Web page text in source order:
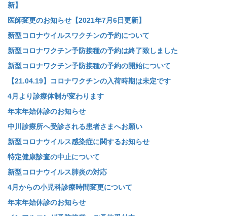
新】
医師変更のお知らせ【2021年7月6日更新】
新型コロナウイルスワクチンの予約について
新型コロナワクチン予防接種の予約は終了致しました
新型コロナワクチン予防接種の予約の開始について
【21.04.19】コロナワクチンの入荷時期は未定です
4月より診療体制が変わります
年末年始休診のお知らせ
中川診療所へ受診される患者さまへお願い
新型コロナウイルス感染症に関するお知らせ
特定健康診査の中止について
新型コロナウイルス肺炎の対応
4月からの小児科診療時間変更について
年末年始休診のお知らせ